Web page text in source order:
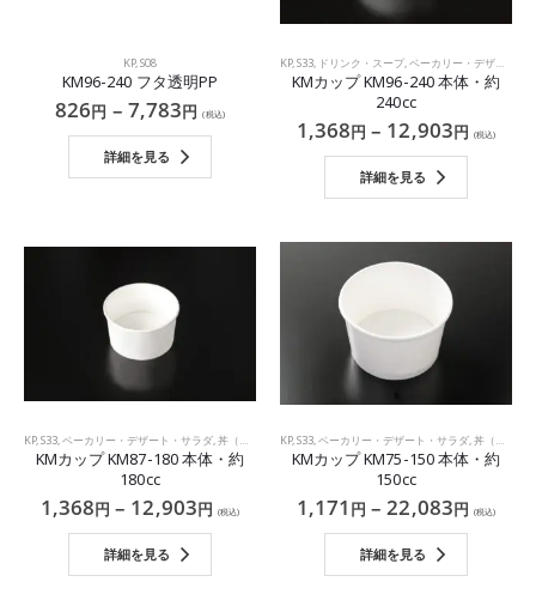
KP,S08
KM96-240 フタ透明PP
826円 – 7,783円 (税込)
詳細を見る
KP,S33, ドリンク・スープ,ベーカリー・デザート・サラダ
KMカップ KM96-240 本体・約
240cc
1,368円 – 12,903円 (税込)
詳細を見る
KP,S33,ベーカリー・デザート・サラダ,丼（紙製品）
KMカップ KM87-180 本体・約
180cc
1,368円 – 12,903円 (税込)
詳細を見る
KP,S33,ベーカリー・デザート・サラダ,丼（紙製品）
KMカップ KM75-150 本体・約
150cc
1,171 円 –22,083円 (税込)
詳細を見る